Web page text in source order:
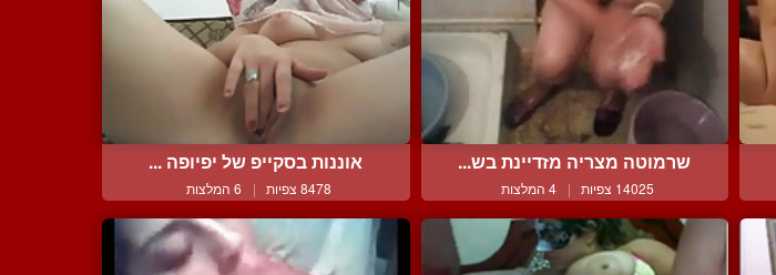
שרמוטה מצריה מזדיינת בש...
14025 צפיות | 4 המלצות
אוננות בסקייפ של יפיופה ...
8478 צפיות | 6 המלצות